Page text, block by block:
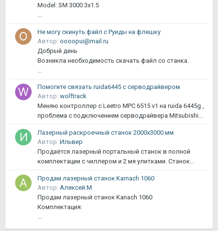
Model: SM 3000 3x1.5
...
Не могу скинуть файл с Руиды на флешку
Автор: oooopui@mail.ru
Добрый день
Возникла необходимость скачать файл со станка.
Помогите связать ruida6445 с серводрайвером
Автор: wolftrack
Меняю контроллер с Leetro MPC 6515 v1 на ruida 6445g ,
проблема с подключением серводрайвера Mitsubishi...
Лазерный раскроечный станок 2000х3000 мм
Автор: Ильвир
Продаётся лазерный портальный станок в полной
комплектации с чиллером и 2 мя улитками. Станок...
Продам лазерный станок Kamach 1060
Автор: Алексей.М
Продам лазерный станок Kanach 1060
Комплектация: